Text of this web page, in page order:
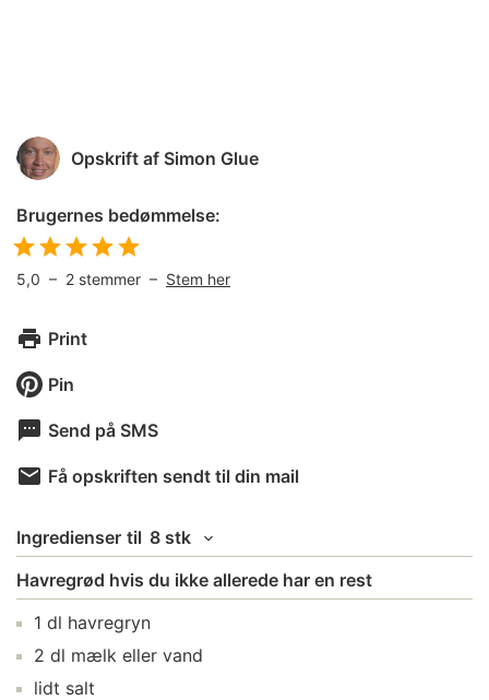
Opskrift af Simon Glue
Brugernes bedømmelse:
5,0 – 2 stemmer – Stem her
Print
Pin
Send på SMS
Få opskriften sendt til din mail
Ingredienser til 8 stk
Havregrød hvis du ikke allerede har en rest
1 dl havregryn
2 dl mælk eller vand
lidt salt